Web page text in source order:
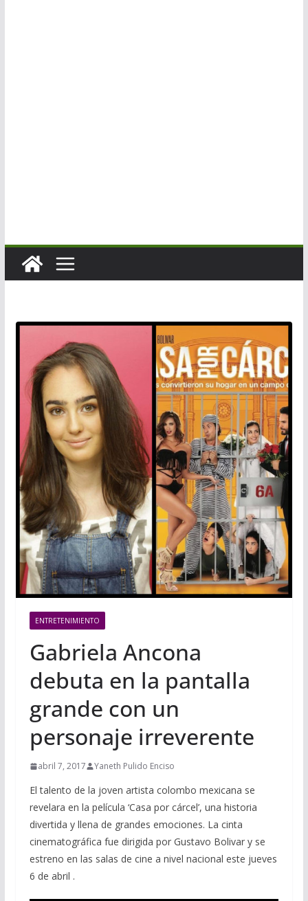
ENTRETENIMIENTO
Gabriela Ancona
debuta en la pantalla
grande con un
personaje irreverente
abril 7, 2017 Yaneth Pulido Enciso
El talento de la joven artista colombo mexicana se
revelara en la película ‘Casa por cárcel’, una historia
divertida y llena de grandes emociones. La cinta
cinematográfica fue dirigida por Gustavo Bolivar y se
estreno en las salas de cine a nivel nacional este jueves
6 de abril .